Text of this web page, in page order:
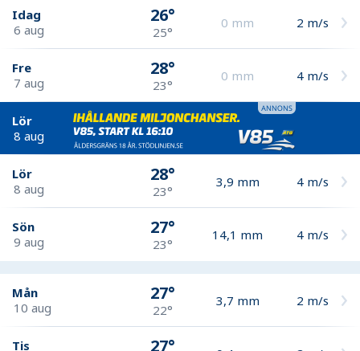
Idag
6 aug
26°
25°
0 mm 2 m/s
Fre
7 aug
28°
23°
0 mm 4 m/s
Lör
8 aug
Lör
8 aug
28°
23°
3,9 mm 4 m/s
Sön
9 aug
27°
23°
14,1 mm 4 m/s
Mån
10 aug
27°
22°
3,7 mm 2 m/s
Tis
27°